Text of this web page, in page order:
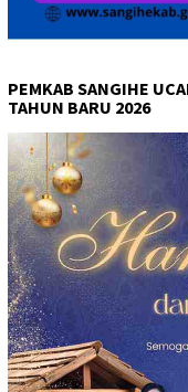
PEMKAB SANGIHE
TAHUN BARU 2026